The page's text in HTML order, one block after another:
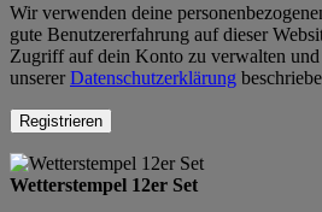
Wir verwenden deine
gute Benutzererfahrung auf dieser
Zugriff auf dein Konto zu verwalten
unserer Datenschutzerklärung
Registrieren
Wetterstempel 12er Set